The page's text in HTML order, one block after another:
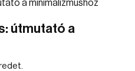
útmutató a